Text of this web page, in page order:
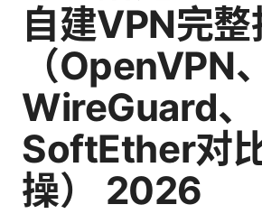
自建VPN完整
（OpenVPN、
WireGuard、
SoftEther对
操） 2026